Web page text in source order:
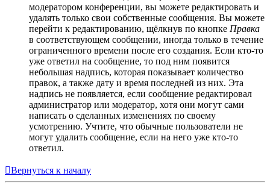
модератором конференции, вы можете редактировать и
удалять только свои собственные сообщения. Вы можете
перейти к редактированию, щёлкнув по кнопке Правка
в соответствующем сообщении, иногда только в течение
ограниченного времени после его создания. Если кто-то
уже ответил на сообщение, то под ним появится
небольшая надпись, которая показывает количество
правок, а также дату и время последней из них. Эта
надпись не появляется, если сообщение редактировал
администратор или модератор, хотя они могут сами
написать о сделанных изменениях по своему
усмотрению. Учтите, что обычные пользователи не
могут удалить сообщение, если на него уже кто-то
ответил.
Вернуться к началу